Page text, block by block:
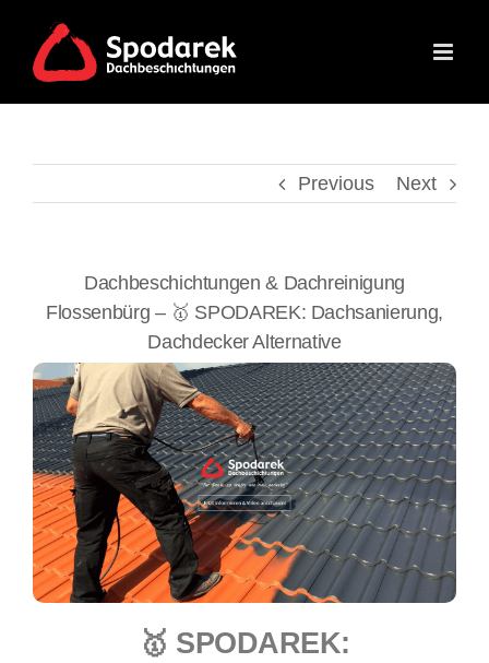
content
Previous Next
Dachbeschichtungen & Dachreinigung
Flossenbürg – 🥇 SPODAREK: Dachsanierung,
Dachdecker Alternative
🥇 SPODAREK: